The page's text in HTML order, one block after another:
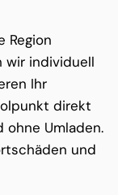
Region
wir individuell
Ihr
direkt
ohne Umladen.
und